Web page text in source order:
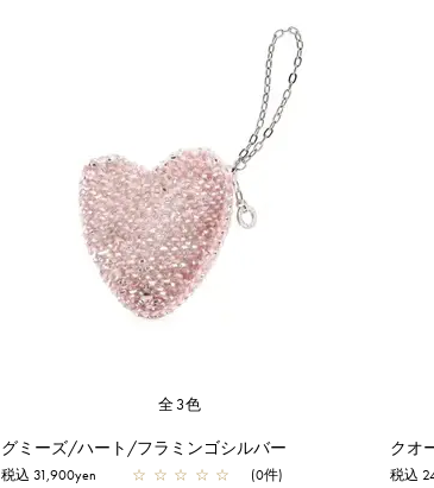
全3色
グミーズ/ハート/フラミンゴシルバー
税込 31,900yen ☆ ☆ ☆ ☆ ☆ (0件)
クオ
税込